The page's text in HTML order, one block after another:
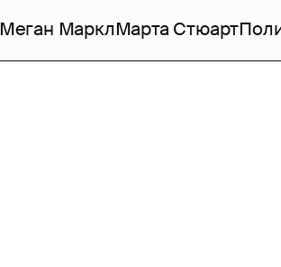
Меган МарклМарта Стюарт